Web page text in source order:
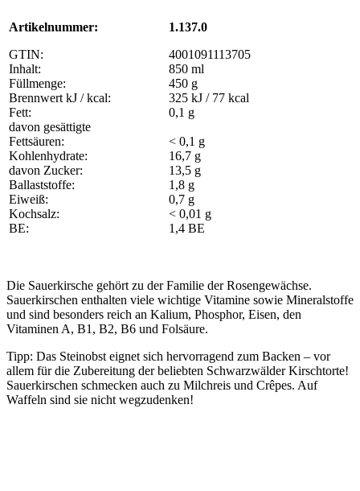
Artikelnummer:
GTIN:
Inhalt:
Füllmenge:
Brennwert kJ / kcal:
Fett:
davon gesättigte
Fettsäuren:
Kohlenhydrate:
davon Zucker:
Ballaststoffe:
Eiweiß:
Kochsalz:
BE:
1.137.0
4001091113705
850 ml
450 g
325 kJ / 77 kcal
0,1 g
< 0,1 g
16,7 g
13,5 g
1,8 g
0,7 g
< 0,01 g
1,4 BE
Die Sauerkirsche gehört zu der Familie der Rosengewächse.
Sauerkirschen enthalten viele wichtige Vitamine sowie Mineralstoffe
und sind besonders reich an Kalium, Phosphor, Eisen, den
Vitaminen A, B1, B2, B6 und Folsäure.
Tipp: Das Steinobst eignet sich hervorragend zum Backen – vor
allem für die Zubereitung der beliebten Schwarzwälder Kirschtorte!
Sauerkirschen schmecken auch zu Milchreis und Crêpes. Auf
Waffeln sind sie nicht wegzudenken!